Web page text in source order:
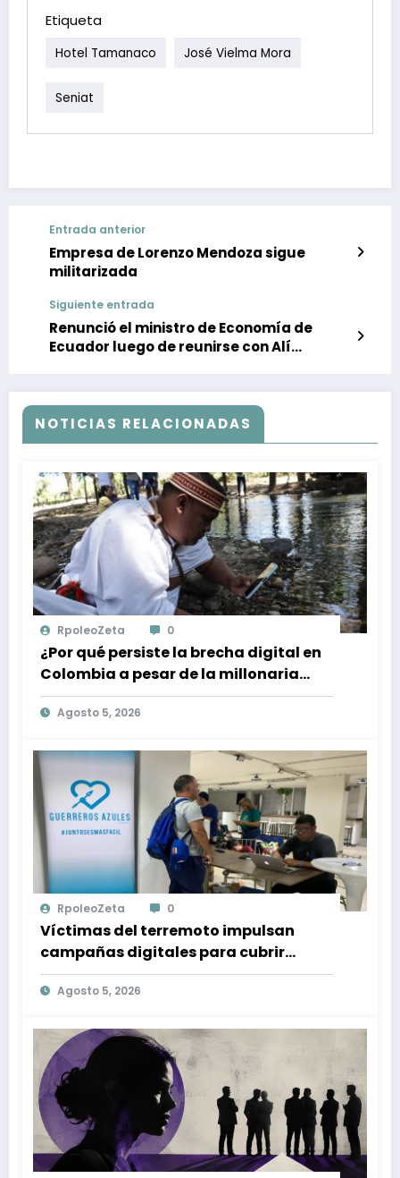
Etiqueta
Hotel Tamanaco José Vielma Mora
Seniat
Entrada anterior
Empresa de Lorenzo Mendoza sigue
militarizada
Siguiente entrada
Renunció el ministro de Economía de
Ecuador luego de reunirse con Alí
NOTICIAS RELACIONADAS
RpoleoZeta 0
¿Por qué persiste la brecha digital en
Colombia a pesar de la millonaria
inversión en conectividad?
Agosto 5, 2026
RpoleoZeta 0
Víctimas del terremoto impulsan
campañas digitales para cubrir
gastos médicos y rehabilitación
Agosto 5, 2026